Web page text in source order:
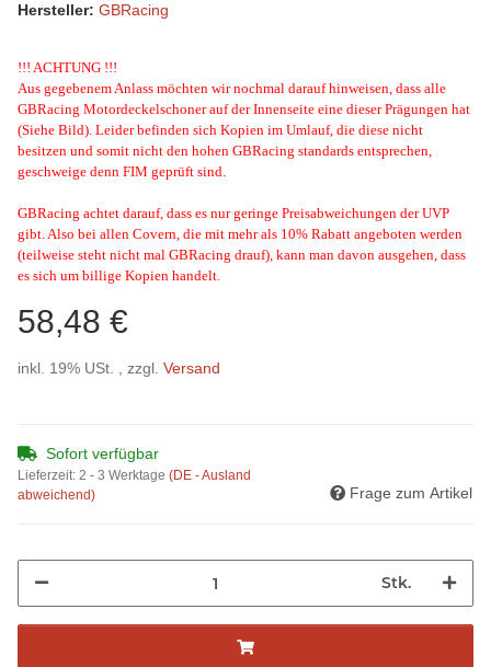
Hersteller: GBRacing
!!! ACHTUNG !!!
Aus gegebenem Anlass möchten wir nochmal darauf hinweisen, dass alle
GBRacing Motordeckelschoner auf der Innenseite eine dieser Prägungen hat
(Siehe Bild). Leider befinden sich Kopien im Umlauf, die diese nicht
besitzen und somit nicht den hohen GBRacing standards entsprechen,
geschweige denn FIM geprüft sind.
GBRacing achtet darauf, dass es nur geringe Preisabweichungen der UVP
gibt. Also bei allen Covern, die mit mehr als 10% Rabatt angeboten werden
(teilweise steht nicht mal GBRacing drauf), kann man davon ausgehen, dass
es sich um billige Kopien handelt.
58,48 €
inkl. 19% USt. , zzgl. Versand
Sofort verfügbar
Lieferzeit: 2 - 3 Werktage (DE - Ausland
abweichend)
Frage zum Artikel
Stk.